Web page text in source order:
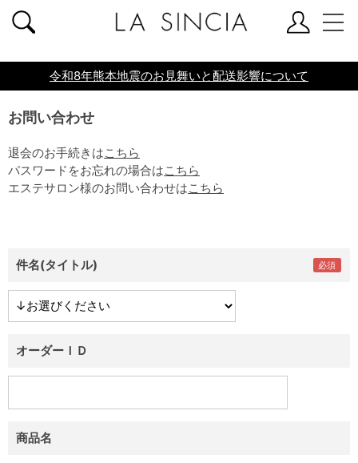
共通ヘッダー
令和8年熊本地震のお見舞いと配送影響について
お問い合わせ
退会のお手続きはこちら
パスワードをお忘れの場合はこちら
エステサロン様のお問い合わせはこちら
件名(タイトル)
オーダーＩＤ
商品名